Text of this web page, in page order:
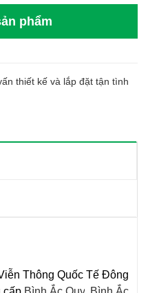
phẩm
thiết kế và lắp đặt tận tình
Thông Quốc Tế Đông